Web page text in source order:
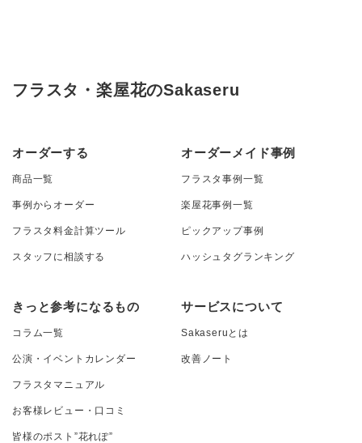
フラスタ・楽屋花のSakaseru
オーダーする
商品一覧
事例からオーダー
フラスタ料金計算ツール
スタッフに相談する
オーダーメイド事例
フラスタ事例一覧
楽屋花事例一覧
ピックアップ事例
ハッシュタグランキング
きっと参考になるもの
コラム一覧
公演・イベントカレンダー
フラスタマニュアル
お客様レビュー・口コミ
皆様のポスト”花れぽ”
サービスについて
Sakaseruとは
改善ノート